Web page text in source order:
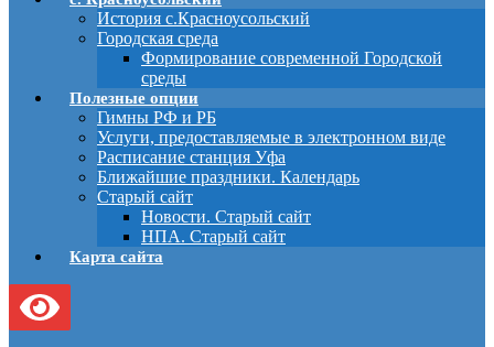
История с.Красноусольский
Городская среда
Формирование современной Городской
среды
Полезные опции
Гимны РФ и РБ
Услуги, предоставляемые в электронном виде
Расписание станция Уфа
Ближайшие праздники. Календарь
Старый сайт
Новости. Старый сайт
НПА. Старый сайт
Карта сайта